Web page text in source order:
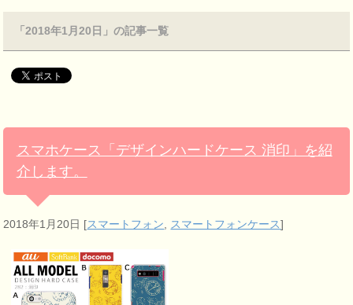
「2018年1月20日」の記事一覧
スマホケース「デザインハードケース 消印」を紹
介します。
2018年1月20日 [スマートフォン, スマートフォンケース]